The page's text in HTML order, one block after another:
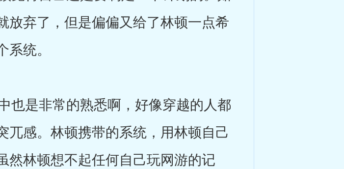
放弃了，但是偏偏又给了林顿一点希
统。
是非常的熟悉啊，好像穿越的人都
感。林顿携带的系统，用林顿自己
然林顿想不起任何自己玩网游的记